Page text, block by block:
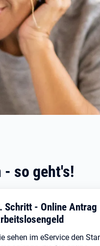
so geht's!
Schritt - Online Antrag
sehen im eService den